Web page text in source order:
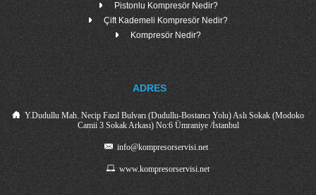
Pistonlu Kompresör Nedir?
Çift Kademeli Kompresör Nedir?
Kompresör Nedir?
ADRES
Y.Dudullu Mah. Necip Fazıl Bulvarı (Dudullu-Bostancı Yolu) Aslı Sokak (Modoko
Camii 3 Sokak Arkası) No:6 Ümraniye /İstanbul
info@kompresorservisi.net
www.kompresorservisi.net